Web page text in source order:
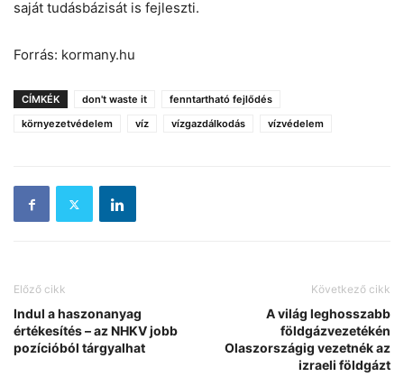
saját tudásbázisát is fejleszti.
Forrás: kormany.hu
CÍMKÉK don't waste it
fenntartható fejlődés
környezetvédelem
víz vízgazdálkodás vízvédelem
Előző cikk
Indul a haszonanyag
értékesítés – az NHKV jobb
pozícióból tárgyalhat
Következő cikk
A világ leghosszabb
földgázvezetékén
Olaszországig vezetnék az
izraeli földgázt